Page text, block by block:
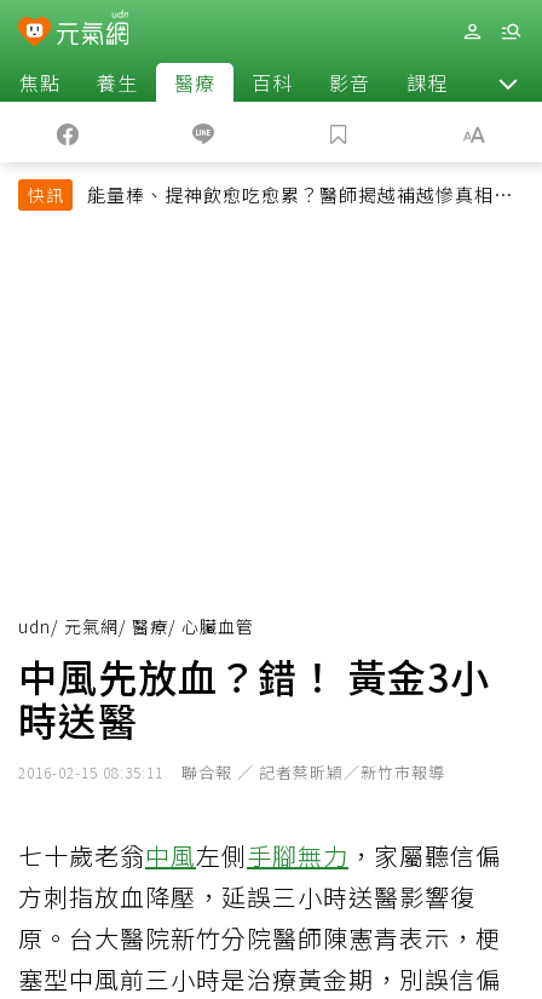
焦點 養生 醫療 百科 影音 課程 退休
快訊
能量棒、提神飲愈吃愈累？醫師揭越補越慘真相：
udn/ 元氣網/ 醫療/ 心臟血管
中風先放血？錯！ 黃金3小
時送醫
2016-02-15 08:35:11 聯合報 ／ 記者蔡昕穎／新竹市報導
七十歲老翁中風左側手腳無力 ，家屬聽信偏
方刺指放血降壓，延誤三小時送醫影響復
原。台大醫院新竹分院醫師陳憲青表示，梗
塞型中風前三小時是治療黃金期，別誤信偏